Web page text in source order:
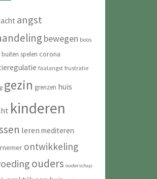
angst
bewegen boos
buiten spelen corona
faalangst frustratie
gezin grenzen huis
kinderen
leren mediteren
ontwikkeling
ouders ouderschap